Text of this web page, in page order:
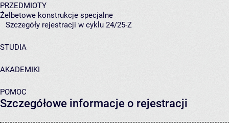
PRZEDMIOTY
Żelbetowe konstrukcje specjalne
Szczegóły rejestracji w cyklu 24/25-Z
STUDIA
AKADEMIKI
POMOC
Szczegółowe informacje o rejestracji